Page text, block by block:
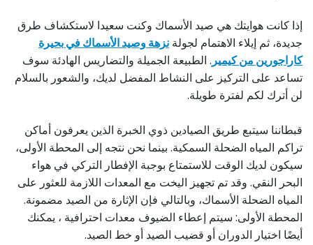
إذا كانت هوايتك هي صيد الأسماك وكنت سعيدا لاستكشاف طرق
جديدة، ثم إيلاء الاهتمام لجولة نزهة وصيد الأسماك في بحيرة
كاراجورين من كيمير. الطبيعة الجميلة والتضاريس الهادئة سوف
تساعد على التركيز على النشاط المفضل لديك، والشعور بالسلام
لن أترك لكم لفترة طويلة.
قبطاننا سيتبع طريق الصيادين ذوي الخبرة الذين يعرفون أماكن
تراكم المياه الضحلة السمكية. بينما نحن نتجه إلى المحطة الأولى،
سيكون لديك الوقت للاستمتاع بوجبة الإفطار التركي في هواء
البحر النقي. وقد تم تجهيز اليخت مع المعدات اللازمة للعثور على
المياه الضحلة الأسماك، وبالتالي فإن الإثارة من الصيد مضمونة.
المحطة الأولى: سيتم إعطاء الضيوف معدات احترافية ، يمكنك
أيضًا اختيار الدوران أو قضيب الصيد أو خط الصيد.